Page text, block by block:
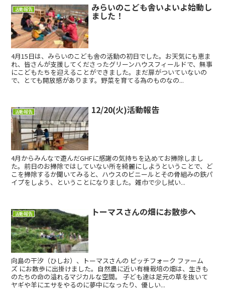
活動報告 みらいのこども舎いよいよ始動し
ました！
4月15日は、みらいのこども舎の活動の初日でした。お天気にも恵ま
れ、皆さんが支援してくださったグリーンハウスフィールドで、無事
にこどもたちを迎えることができました。まだ扉がついていないの
で、とても開放感があります。野菜を育てる為のものなの...
活動報告 12/20(火)活動報告
4月からみんなで遊んだGHFに感謝の気持ちを込めてお掃除しまし
た。前日のお掃除ではしていない所を綺麗にしようということで、ど
こを掃除するか聞いてみると、ハウスのビニールとその骨組みの鉄パ
イプをしよう、ということになりました。雑巾で少し拭い...
活動報告 トーマスさんの畑にお散歩へ
向島の干汐（ひしお）、トーマスさんの ピッチフォーク ファーム
ズ にお散歩に出掛けました。自然農に近い有機栽培の畑は、生きも
のたちの命の溢れるマジカルな空間。 子ども達は足元の草を抜いて
ヤギや羊にエサをやるのに夢中になったり、優しい...